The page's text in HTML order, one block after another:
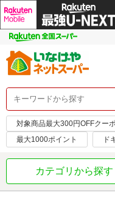
対象商品最大300円OFFクー
最大1000ポイント
ド
カテゴリから探す